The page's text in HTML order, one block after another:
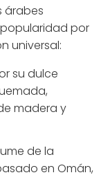
árabes
por
universal:
su dulce
madera y
de la
en Omán,